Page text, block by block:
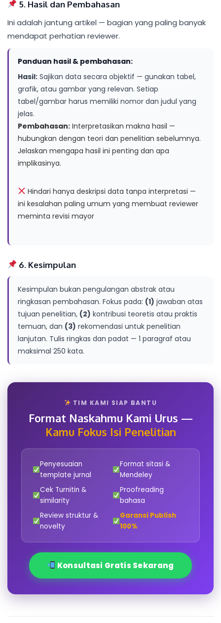
5. Hasil dan Pembahasan
Ini adalah jantung artikel — bagian yang paling banyak
mendapat perhatian reviewer.
Panduan hasil & pembahasan:
Hasil: Sajikan data secara objektif — gunakan tabel,
grafik, atau gambar yang relevan. Setiap
tabel/gambar harus memiliki nomor dan judul yang
jelas.
Pembahasan: Interpretasikan makna hasil —
hubungkan dengan teori dan penelitian sebelumnya.
Jelaskan mengapa hasil ini penting dan apa
implikasinya.
Hindari hanya deskripsi data tanpa interpretasi —
ini kesalahan paling umum yang membuat reviewer
meminta revisi mayor
6. Kesimpulan
Kesimpulan bukan pengulangan abstrak atau
ringkasan pembahasan. Fokus pada: (1) jawaban atas
tujuan penelitian, (2) kontribusi teoretis atau praktis
temuan, dan (3) rekomendasi untuk penelitian
lanjutan. Tulis ringkas dan padat — 1 paragraf atau
maksimal 250 kata.
TIM KAMI SIAP BANTU
Format Naskahmu Kami Urus —
Kamu Fokus Isi Penelitian
Penyesuaian
template jurnal
Format sitasi &
Mendeley
Cek Turnitin &
similarity
Proofreading
bahasa
Review struktur &
novelty
Garansi Publish
100%
Konsultasi Gratis Sekarang